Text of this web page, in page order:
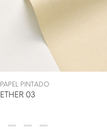
PAPEL PINTADO
ETHER 03